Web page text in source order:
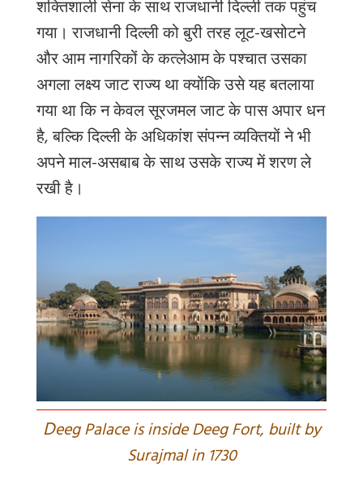
शक्तिशाली सेना के साथ राजधानी दिल्ली तक पहुंच
गया। राजधानी दिल्ली को बुरी तरह लूट-खसोटने
और आम नागरिकों के कत्लेआम के पश्चात उसका
अगला लक्ष्य जाट राज्य था क्योंकि उसे यह बतलाया
गया था कि न केवल सूरजमल जाट के पास अपार धन
है, बल्कि दिल्ली के अधिकांश संपन्न व्यक्तियों ने भी
अपने माल-असबाब के साथ उसके राज्य में शरण ले
रखी है।
Deeg Palace is inside Deeg Fort, built by
Surajmal in 1730